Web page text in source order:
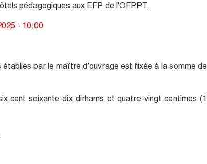
pédagogiques aux EFP de l'OFPPT.
- 10:00
par le maître d’ouvrage est fixée à la somme de
cent soixante-dix dirhams et quatre-vingt centimes (1